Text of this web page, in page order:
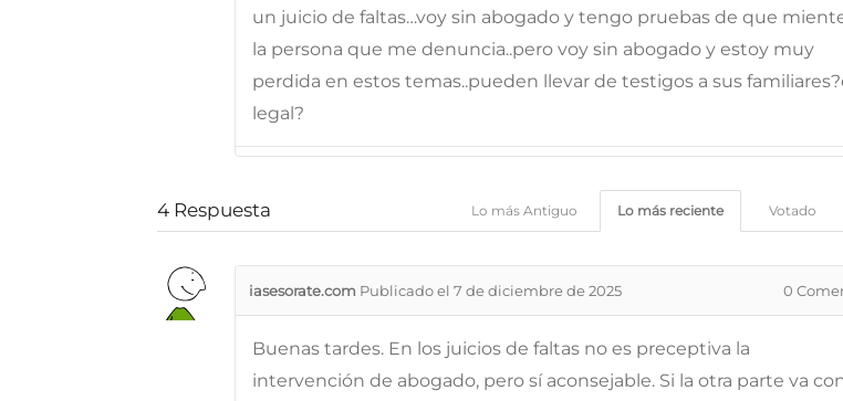
un juicio de faltas…voy sin abogado y tengo pruebas de que
la persona que me denuncia..pero voy sin abogado y estoy muy
perdida en estos temas..pueden llevar de testigos a sus
legal?
4 Respuesta Votado
Lo más reciente
Lo más Antiguo
iasesorate.com Publicado el 7 de diciembre de 2025 0
Buenas tardes. En los juicios de faltas no es preceptiva la
intervención de abogado, pero sí aconsejable. Si la otra parte va